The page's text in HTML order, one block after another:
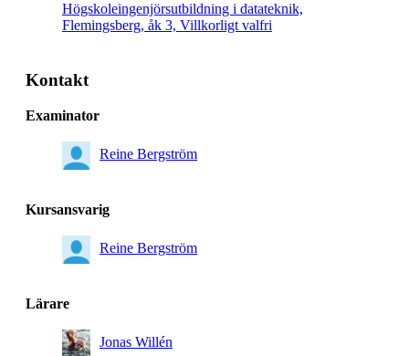
Högskoleingenjörsutbildning i datateknik,
Flemingsberg, åk 3, Villkorligt valfri
Kontakt
Examinator
Reine Bergström
Kursansvarig
Reine Bergström
Lärare
Jonas Willén